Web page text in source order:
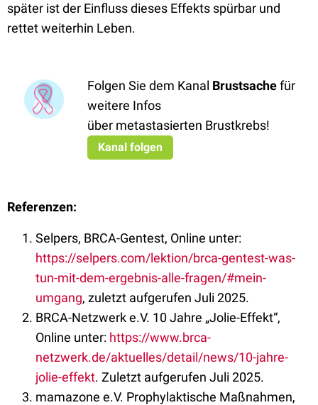
später ist der Einfluss dieses Effekts spürbar und
rettet weiterhin Leben.
Folgen Sie dem Kanal Brustsachefür
weitere Infos
über metastasierten Brustkrebs!
Kanal folgen
Referenzen:
Selpers, BRCA-Gentest, Online unter:
https://selpers.com/lektion/brca-gentest-was-
tun-mit-dem-ergebnis-alle-fragen/#mein-
umgang, zuletzt aufgerufen Juli 2025.
BRCA-Netzwerk e.V. 10 Jahre „Jolie-Effekt“,
Online unter: https://www.brca-
netzwerk.de/aktuelles/detail/news/10-jahre-
jolie-effekt. Zuletzt aufgerufen Juli 2025.
mamazone e.V. Prophylaktische Maßnahmen,